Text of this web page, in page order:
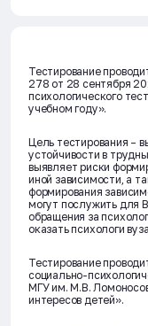
Тестирование
278 от 28 сентября
психологического
учебном году».
Цель тестирования –
устойчивости в
выявляет риски
иной зависимости, а
формирования
могут послужить для
обращения за
оказать психологи
Тестирование
социально-
МГУ им. М.В.
интересов детей».